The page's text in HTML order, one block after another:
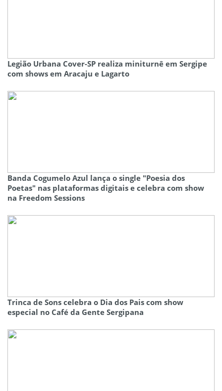
Legião Urbana Cover-SP realiza miniturnê em Sergipe
com shows em Aracaju e Lagarto
Banda Cogumelo Azul lança o single "Poesia dos
Poetas" nas plataformas digitais e celebra com show
na Freedom Sessions
Trinca de Sons celebra o Dia dos Pais com show
especial no Café da Gente Sergipana